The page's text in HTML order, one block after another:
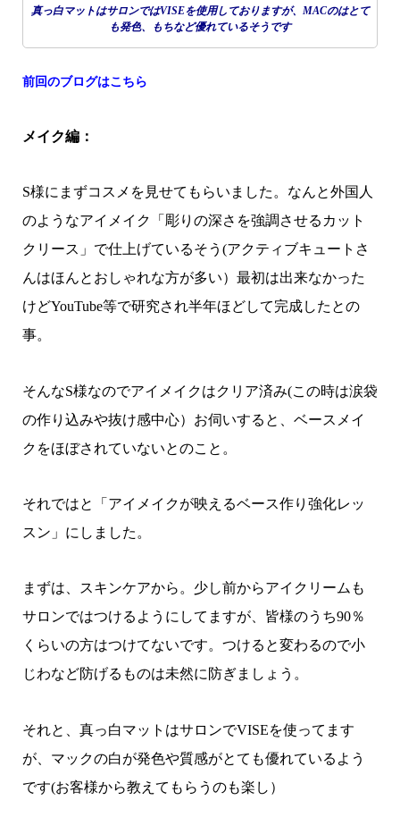
真っ白マットはサロンではVISEを使用しておりますが、MACのはとて
も発色、もちなど優れているそうです
前回のブログはこちら
メイク編：
S様にまずコスメを見せてもらいました。なんと外国人
のようなアイメイク「彫りの深さを強調させるカット
クリース」で仕上げているそう(アクティブキュートさ
んはほんとおしゃれな方が多い）最初は出来なかった
けどYouTube等で研究され半年ほどして完成したとの
事。
そんなS様なのでアイメイクはクリア済み(この時は涙袋
の作り込みや抜け感中心）お伺いすると、ベースメイ
クをほぼされていないとのこと。
それではと「アイメイクが映えるベース作り強化レッ
スン」にしました。
まずは、スキンケアから。少し前からアイクリームも
サロンではつけるようにしてますが、皆様のうち90％
くらいの方はつけてないです。つけると変わるので小
じわなど防げるものは未然に防ぎましょう。
それと、真っ白マットはサロンでVISEを使ってます
が、マックの白が発色や質感がとても優れているよう
です(お客様から教えてもらうのも楽し）